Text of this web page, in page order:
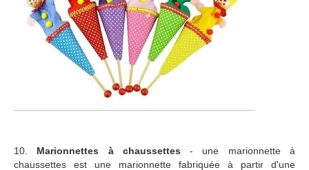
10. Marionnettes à chaussettes - une marionnette à
chaussettes est une marionnette fabriquée à partir d'une